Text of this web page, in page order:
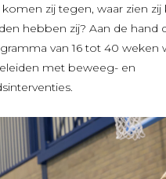
zij tegen, waar zien zij
hebben zij? Aan de hand
van 16 tot 40 weken
met beweeg- en